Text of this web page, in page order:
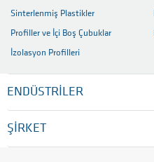
Sinterlenmiş Plastikler
Profiller ve İçi Boş Çubuklar
İzolasyon Profilleri
ENDÜSTRİLER
ŞİRKET